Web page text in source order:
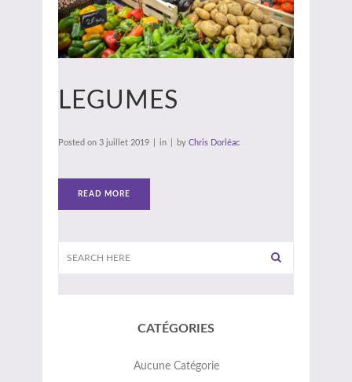
LEGUMES
Posted on 3 juillet 2019 in by Chris Dorléac
READ MORE
CATÉGORIES
Aucune Catégorie